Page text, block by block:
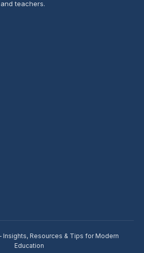
teachers.
Insights, Resources & Tips for Modern
Education